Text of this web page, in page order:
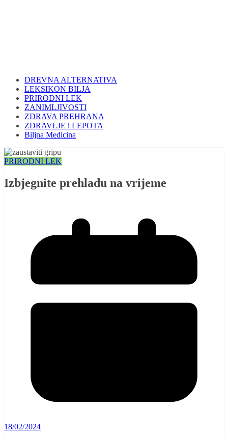
DREVNA ALTERNATIVA
LEKSIKON BILJA
PRIRODNI LEK
ZANIMLJIVOSTI
ZDRAVA PREHRANA
ZDRAVLJE i LEPOTA
Biljna Medicina
PRIRODNI LEK
Izbjegnite prehladu na vrijeme
18/02/2024